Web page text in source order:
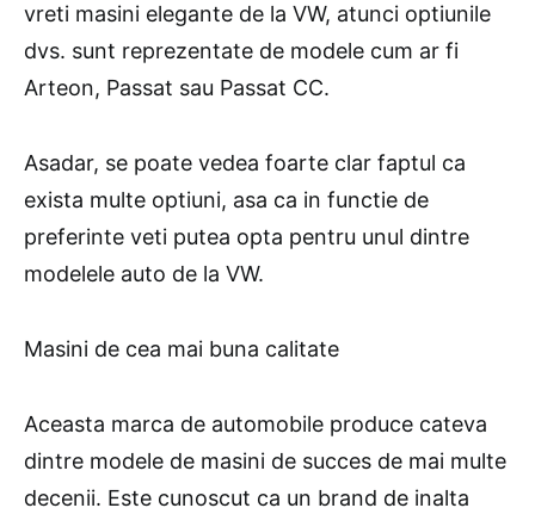
vreti masini elegante de la VW, atunci optiunile
dvs. sunt reprezentate de modele cum ar fi
Arteon, Passat sau Passat CC.
Asadar, se poate vedea foarte clar faptul ca
exista multe optiuni, asa ca in functie de
preferinte veti putea opta pentru unul dintre
modelele auto de la VW.
Masini de cea mai buna calitate
Aceasta marca de automobile produce cateva
dintre modele de masini de succes de mai multe
decenii. Este cunoscut ca un brand de inalta